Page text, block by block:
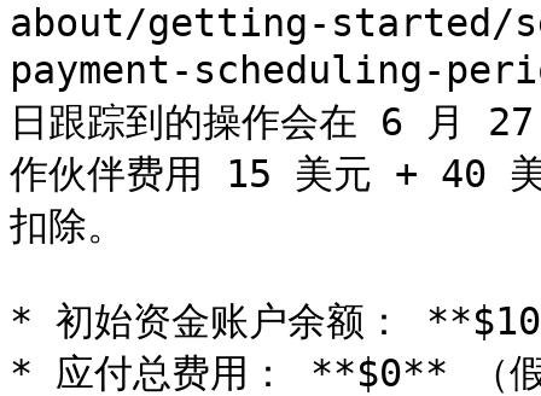
about/getting-started/
payment-scheduling-
日跟踪到的操作会在 6 月
作伙伴费用 15 美元 + 40
扣除。
* 初始资金账户余额：
* 应付总费用： **$0** （假